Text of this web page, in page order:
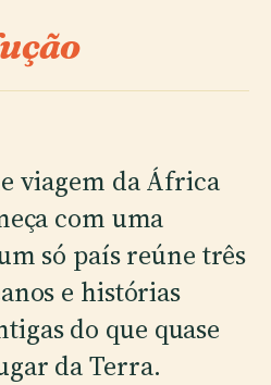
viagem da África
com uma
só país reúne três
e histórias
do que quase
da Terra.